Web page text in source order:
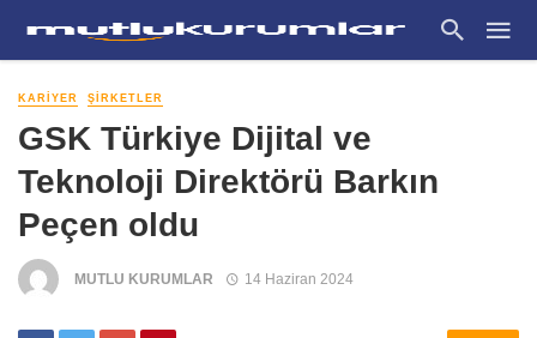
KARIYER ŞIRKETLER
GSK Türkiye Dijital ve
Teknoloji Direktörü Barkın
Peçen oldu
MUTLU KURUMLAR 14 Haziran 2024